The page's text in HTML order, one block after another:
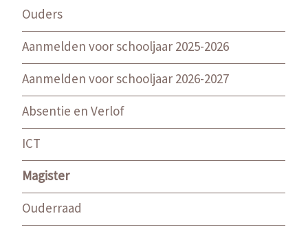
Ouders
Aanmelden voor schooljaar 2025-2026
Aanmelden voor schooljaar 2026-2027
Absentie en Verlof
ICT
Magister
Ouderraad